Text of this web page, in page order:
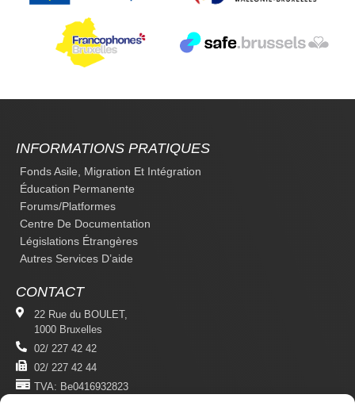
INFORMATIONS PRATIQUES
Fonds Asile, Migration Et Intégration
Éducation Permanente
Forums/platformes
Centre De Documentation
Législations Étrangères
Autres Services D’aide
CONTACT
22 Rue du BOULET,
1000 Bruxelles
02/ 227 42 42
02/ 227 42 44
TVA: Be0416932823